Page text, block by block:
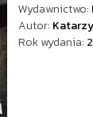
Wydawnictwo:
Autor:
Rok wydania: